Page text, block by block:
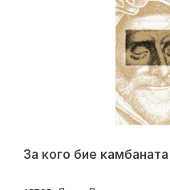
За кого бие камбаната